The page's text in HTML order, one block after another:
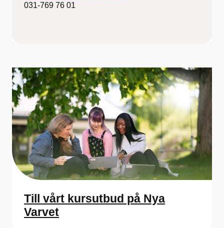
031-769 76 01
Till vårt kursutbud på Nya
Varvet